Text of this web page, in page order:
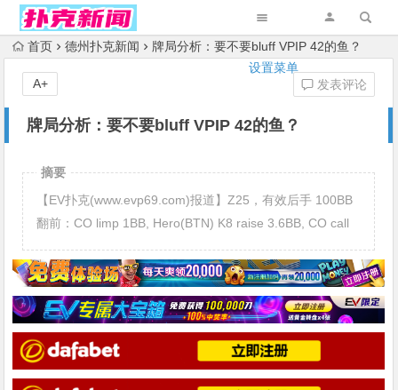
设置菜单
首页 德州扑克新闻 牌局分析：要不要bluff VPIP 42的鱼？
牌局分析：要不要bluff VPIP 42的鱼？
发表评论
A+
摘要
【EV扑克(www.evp69.com)报道】Z25，有效后手 100BB
翻前：CO limp 1BB, Hero(BTN) K8 raise 3.6BB, CO call